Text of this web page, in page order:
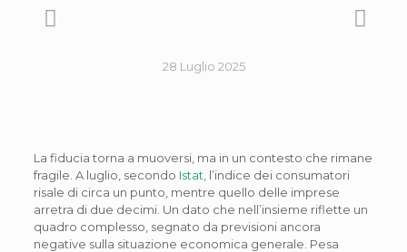
28 Luglio 2025
La fiducia torna a muoversi, ma in un contesto che rimane
fragile. A luglio, secondo Istat , l’indice dei consumatori
risale di circa un punto, mentre quello delle imprese
arretra di due decimi. Un dato che nell’insieme riflette un
quadro complesso, segnato da previsioni ancora
negative sulla situazione economica generale. Pesa